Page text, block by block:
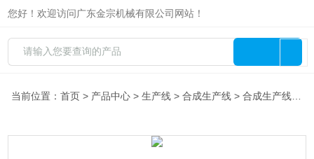
您好！欢迎访问广东金宗机械有限公司网站！
当前位置：首页 > 产品中心 >生产线 >合成生产线 > 合成生产线—反应釜案例工程